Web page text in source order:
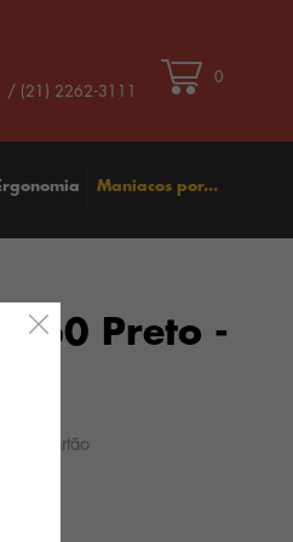
/ (21) 2262-3111
0
Maniacos por...
60 Preto -